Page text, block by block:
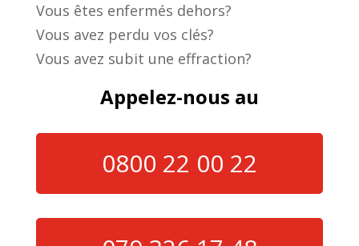
Vous êtes enfermés dehors?
Vous avez perdu vos clés?
Vous avez subit une effraction?
Appelez-nous au
0800 22 00 22